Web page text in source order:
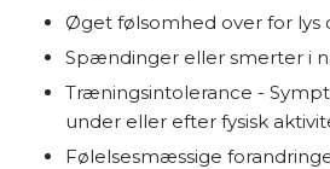
​Øget følsomhed over for lys
Spændinger eller smerter i
Træningsintolerance -
under eller efter fysisk
Følelsesmæssige